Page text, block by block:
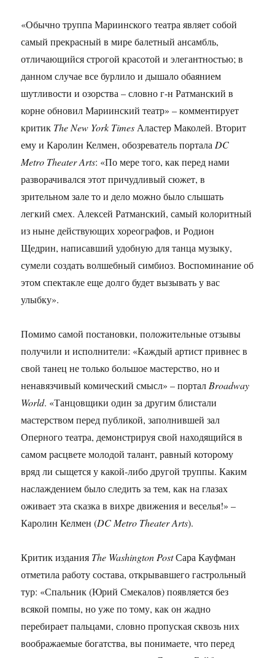
«Обычно труппа Мариинского театра являет собой
самый прекрасный в мире балетный ансамбль,
отличающийся строгой красотой и элегантностью; в
данном случае все бурлило и дышало обаянием
шутливости и озорства – словно г-н Ратманский в
корне обновил Мариинский театр» – комментирует
критик The New York Times Аластер Маколей. Вторит
ему и Каролин Келмен, обозреватель портала DC
Metro Theater Arts: «По мере того, как перед нами
разворачивался этот причудливый сюжет, в
зрительном зале то и дело можно было слышать
легкий смех. Алексей Ратманский, самый колоритный
из ныне действующих хореографов, и Родион
Щедрин, написавший удобную для танца музыку,
сумели создать волшебный симбиоз. Воспоминание об
этом спектакле еще долго будет вызывать у вас
улыбку».
Помимо самой постановки, положительные отзывы
получили и исполнители: «Каждый артист привнес в
свой танец не только большое мастерство, но и
ненавязчивый комический смысл» – портал Broadway
World. «Танцовщики один за другим блистали
мастерством перед публикой, заполнившей зал
Оперного театра, демонстрируя свой находящийся в
самом расцвете молодой талант, равный которому
вряд ли сыщется у какой-либо другой труппы. Каким
наслаждением было следить за тем, как на глазах
оживает эта сказка в вихре движения и веселья!» –
Каролин Келмен (DC Metro Theater Arts).
Критик издания The Washington PostСара Кауфман
отметила работу состава, открывавшего гастрольный
тур: «Спальник (Юрий Смекалов) появляется без
всякой помпы, но уже по тому, как он жадно
перебирает пальцами, словно пропуская сквозь них
воображаемые богатства, вы понимаете, что перед